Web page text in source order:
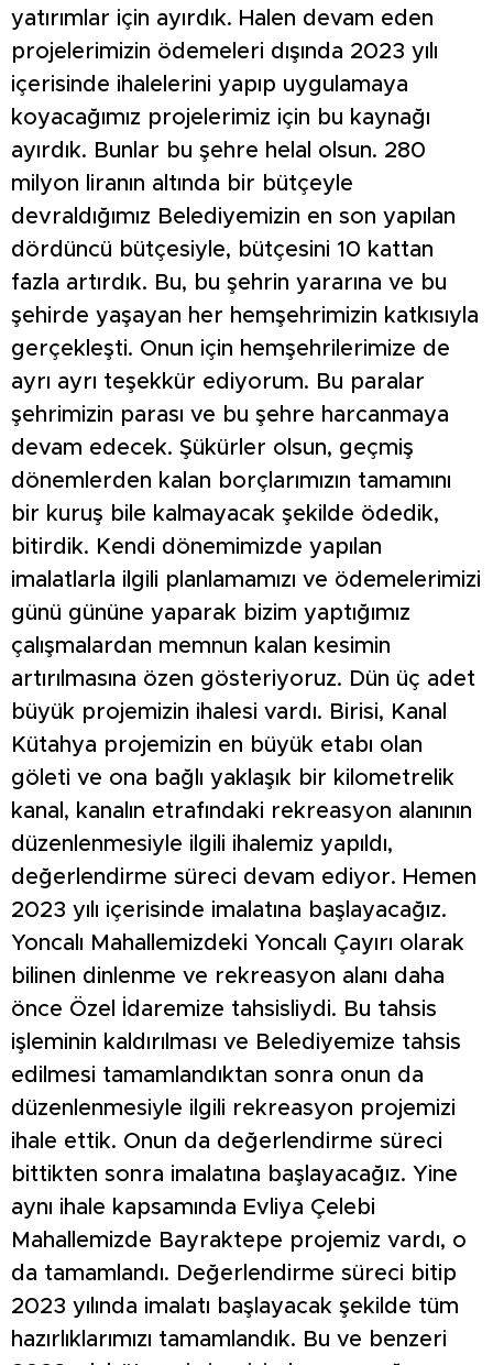
yatırımlar için ayırdık. Halen devam eden
projelerimizin ödemeleri dışında 2023 yılı
içerisinde ihalelerini yapıp uygulamaya
koyacağımız projelerimiz için bu kaynağı
ayırdık. Bunlar bu şehre helal olsun. 280
milyon liranın altında bir bütçeyle
devraldığımız Belediyemizin en son yapılan
dördüncü bütçesiyle, bütçesini 10 kattan
fazla artırdık. Bu, bu şehrin yararına ve bu
şehirde yaşayan her hemşehrimizin katkısıyla
gerçekleşti. Onun için hemşehrilerimize de
ayrı ayrı teşekkür ediyorum. Bu paralar
şehrimizin parası ve bu şehre harcanmaya
devam edecek. Şükürler olsun, geçmiş
dönemlerden kalan borçlarımızın tamamını
bir kuruş bile kalmayacak şekilde ödedik,
bitirdik. Kendi dönemimizde yapılan
imalatlarla ilgili planlamamızı ve ödemelerimizi
günü gününe yaparak bizim yaptığımız
çalışmalardan memnun kalan kesimin
artırılmasına özen gösteriyoruz. Dün üç adet
büyük projemizin ihalesi vardı. Birisi, Kanal
Kütahya projemizin en büyük etabı olan
göleti ve ona bağlı yaklaşık bir kilometrelik
kanal, kanalın etrafındaki rekreasyon alanının
düzenlenmesiyle ilgili ihalemiz yapıldı,
değerlendirme süreci devam ediyor. Hemen
2023 yılı içerisinde imalatına başlayacağız.
Yoncalı Mahallemizdeki Yoncalı Çayırı olarak
bilinen dinlenme ve rekreasyon alanı daha
önce Özel İdaremize tahsisliydi. Bu tahsis
işleminin kaldırılması ve Belediyemize tahsis
edilmesi tamamlandıktan sonra onun da
düzenlenmesiyle ilgili rekreasyon projemizi
ihale ettik. Onun da değerlendirme süreci
bittikten sonra imalatına başlayacağız. Yine
aynı ihale kapsamında Evliya Çelebi
Mahallemizde Bayraktepe projemiz vardı, o
da tamamlandı. Değerlendirme süreci bitip
2023 yılında imalatı başlayacak şekilde tüm
hazırlıklarımızı tamamlandık. Bu ve benzeri